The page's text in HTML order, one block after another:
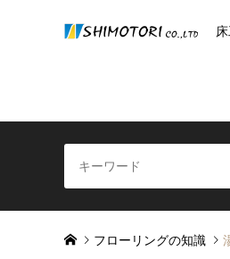
フローリングの知識